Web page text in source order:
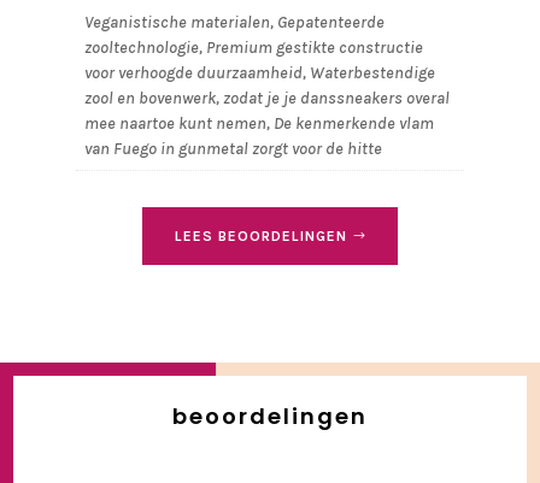
Veganistische materialen, Gepatenteerde
zooltechnologie, Premium gestikte constructie
voor verhoogde duurzaamheid, Waterbestendige
zool en bovenwerk, zodat je je danssneakers overal
mee naartoe kunt nemen, De kenmerkende vlam
van Fuego in gunmetal zorgt voor de hitte
LEES BEOORDELINGEN
beoordelingen